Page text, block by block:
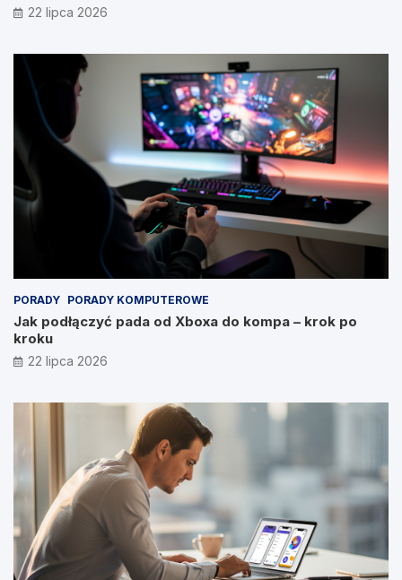
22 lipca 2026
PORADY PORADY KOMPUTEROWE
Jak podłączyć pada od Xboxa do kompa – krok po
kroku
22 lipca 2026